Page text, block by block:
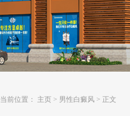
当前位置： 主页 > 男性白癜风 > 正文